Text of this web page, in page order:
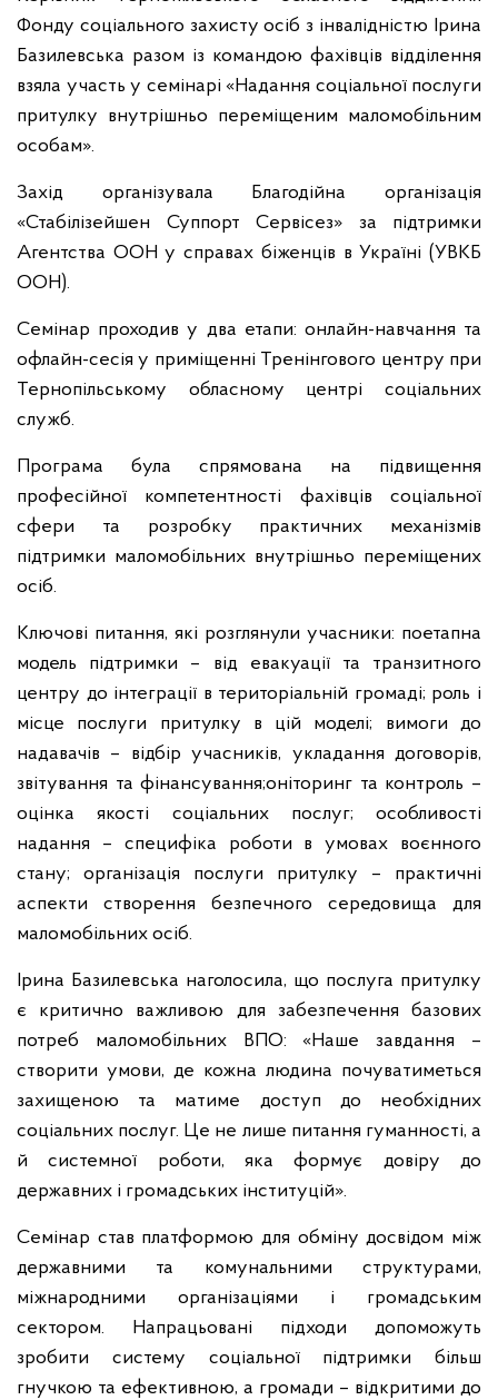
Фонду соціального захисту осіб з інвалідністю Ірина
Базилевська разом із командою фахівців відділення
взяла участь у семінарі «Надання соціальної послуги
притулку внутрішньо переміщеним маломобільним
особам».
Захід організувала Благодійна організація
«Стабілізейшен Суппорт Сервісез» за підтримки
Агентства ООН у справах біженців в Україні (УВКБ
ООН).
Семінар проходив у два етапи: онлайн-навчання та
офлайн-сесія у приміщенні Тренінгового центру при
Тернопільському обласному центрі соціальних
служб.
Програма була спрямована на підвищення
професійної компетентності фахівців соціальної
сфери та розробку практичних механізмів
підтримки маломобільних внутрішньо переміщених
осіб.
Ключові питання, які розглянули учасники: поетапна
модель підтримки – від евакуації та транзитного
центру до інтеграції в територіальній громаді; роль і
місце послуги притулку в цій моделі; вимоги до
надавачів – відбір учасників, укладання договорів,
звітування та фінансування;оніторинг та контроль –
оцінка якості соціальних послуг; особливості
надання – специфіка роботи в умовах воєнного
стану; організація послуги притулку – практичні
аспекти створення безпечного середовища для
маломобільних осіб.
Ірина Базилевська наголосила, що послуга притулку
є критично важливою для забезпечення базових
потреб маломобільних ВПО: «Наше завдання –
створити умови, де кожна людина почуватиметься
захищеною та матиме доступ до необхідних
соціальних послуг. Це не лише питання гуманності, а
й системної роботи, яка формує довіру до
державних і громадських інституцій».
Семінар став платформою для обміну досвідом між
державними та комунальними структурами,
міжнародними організаціями і громадським
сектором. Напрацьовані підходи допоможуть
зробити систему соціальної підтримки більш
гнучкою та ефективною, а громади – відкритими до